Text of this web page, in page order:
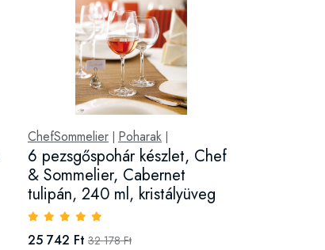
ChefSommelier| Poharak|
6 pezsgőspohár készlet, Chef
& Sommelier, Cabernet
tulipán, 240 ml, kristályüveg
25 742 Ft 32 178 Ft